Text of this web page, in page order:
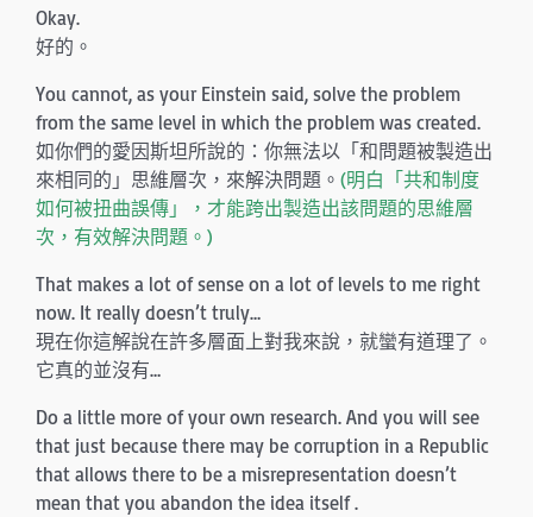
Okay.
好的。
You cannot, as your Einstein said, solve the problem
from the same level in which the problem was created.
如你們的愛因斯坦所說的：你無法以「和問題被製造出
來相同的」思維層次，來解決問題。 (明白「共和制度
如何被扭曲誤傳」，才能跨出製造出該問題的思維層
次，有效解決問題。)
That makes a lot of sense on a lot of levels to me right
now. It really doesn’t truly…
現在你這解說在許多層面上對我來說，就蠻有道理了。
它真的並沒有…
Do a little more of your own research. And you will see
that just because there may be corruption in a Republic
that allows there to be a misrepresentation doesn’t
mean that you abandon the idea itself .